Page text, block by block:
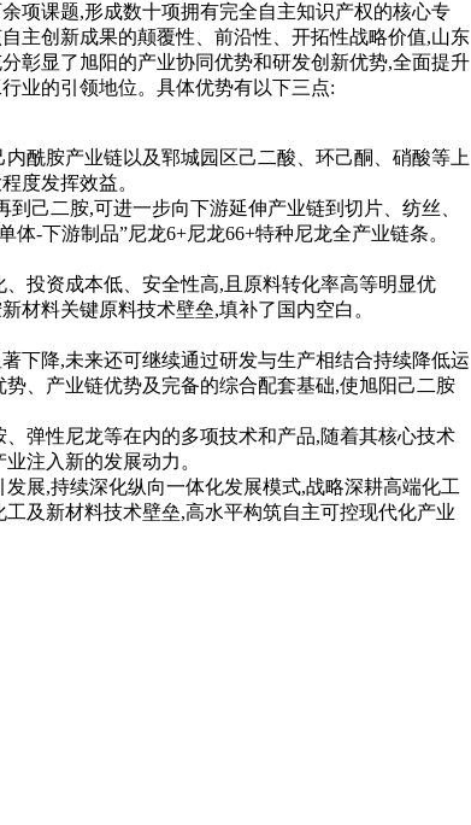
项课题,形成数十项拥有完全自主知识产权的核心专
主创新成果的颠覆性、前沿性、开拓性战略价值,山东
彰显了旭阳的产业协同优势和研发创新优势,全面提升
业的引领地位。具体优势有以下三点:
酰胺产业链以及郓城园区己二酸、环己酮、硝酸等上
度发挥效益。
己二胺,可进一步向下游延伸产业链到切片、纺丝、
-下游制品”尼龙6+尼龙66+特种尼龙全产业链条。
投资成本低、安全性高,且原料转化率高等明显优
材料关键原料技术壁垒,填补了国内空白。
下降,未来还可继续通过研发与生产相结合持续降低运
、产业链优势及完备的综合配套基础,使旭阳己二胺
弹性尼龙等在内的多项技术和产品,随着其核心技术
注入新的发展动力。
展,持续深化纵向一体化发展模式,战略深耕高端化工
及新材料技术壁垒,高水平构筑自主可控现代化产业